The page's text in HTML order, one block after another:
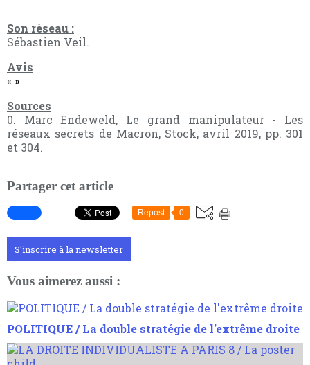
Son réseau :
Sébastien Veil.
Avis
« »
Sources
0. Marc Endeweld, Le grand manipulateur - Les
réseaux secrets de Macron, Stock, avril 2019, pp. 301
et 304.
Partager cet article
Repost 0
S'inscrire à la newsletter
Vous aimerez aussi :
POLITIQUE / La double stratégie de l'extrême droite